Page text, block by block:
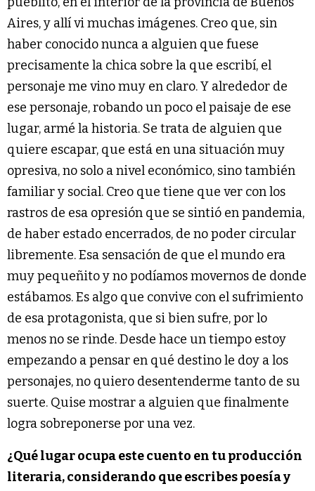
Aires, y allí vi muchas imágenes. Creo que, sin
haber conocido nunca a alguien que fuese
precisamente la chica sobre la que escribí, el
personaje me vino muy en claro. Y alrededor de
ese personaje, robando un poco el paisaje de ese
lugar, armé la historia. Se trata de alguien que
quiere escapar, que está en una situación muy
opresiva, no solo a nivel económico, sino también
familiar y social. Creo que tiene que ver con los
rastros de esa opresión que se sintió en pandemia,
de haber estado encerrados, de no poder circular
libremente. Esa sensación de que el mundo era
muy pequeñito y no podíamos movernos de donde
estábamos. Es algo que convive con el sufrimiento
de esa protagonista, que si bien sufre, por lo
menos no se rinde. Desde hace un tiempo estoy
empezando a pensar en qué destino le doy a los
personajes, no quiero desentenderme tanto de su
suerte. Quise mostrar a alguien que finalmente
logra sobreponerse por una vez.
¿Qué lugar ocupa este cuento en tu producción
literaria, considerando que escribes poesía y